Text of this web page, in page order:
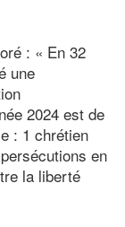
: « En 32
une
2024 est de
: 1 chrétien
en
la liberté